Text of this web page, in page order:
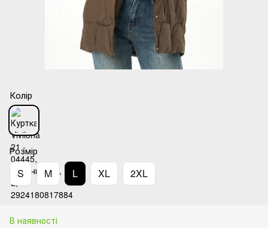
Колір
Розмір
S M L XL 2XL
В наявності